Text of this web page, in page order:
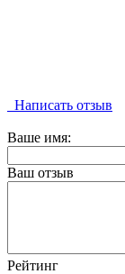
Написать отзыв
Ваше имя:
Ваш отзыв
Рейтинг